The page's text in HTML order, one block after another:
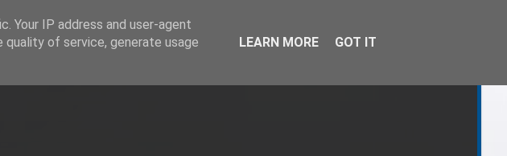
Your IP address and user-agent
of service, generate usage
LEARN MORE GOT IT